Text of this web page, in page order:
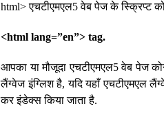
html> एचटीएमएल5 वेब पेज के स्क्रिप्ट
<html lang=”en”> tag.
आपका या मौजूदा एचटीएमएल5 वेब पेज
लैंग्वेज इंग्लिश है, यदि यहाँ एचटीएमएल
कर इंडेक्स किया जाता है.